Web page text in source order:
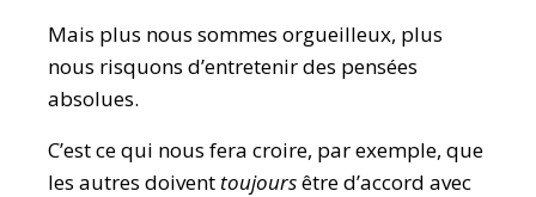
Mais plus nous sommes orgueilleux, plus
nous risquons d’entretenir des pensées
absolues.
C’est ce qui nous fera croire, par exemple, que
les autres doivent toujoursêtre d’accord avec